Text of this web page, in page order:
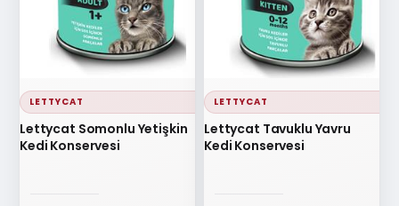
LETTYCAT
Lettycat Somonlu Yetişkin
Kedi Konservesi
LETTYCAT
Lettycat Tavuklu Yavru
Kedi Konservesi